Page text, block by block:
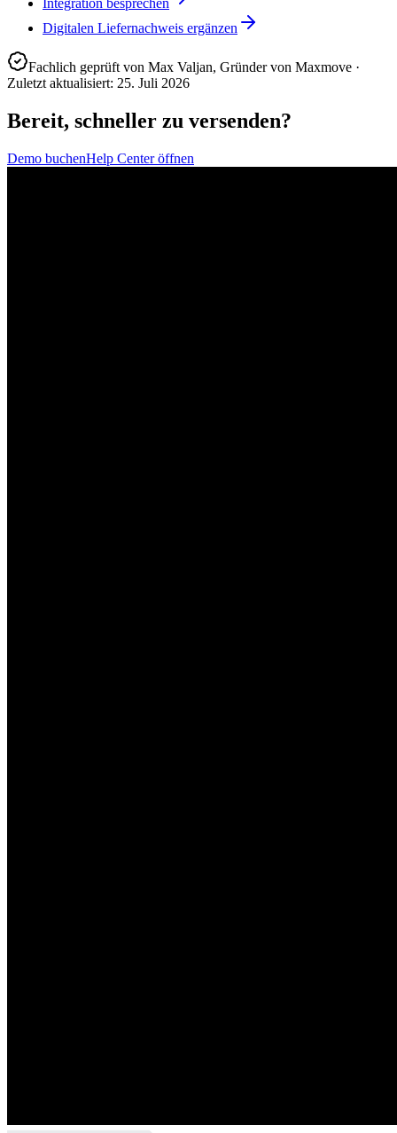
Integration besprechen
Digitalen Liefernachweis ergänzen
Fachlich geprüft von Max Valjan, Gründer von Maxmove ·
Zuletzt aktualisiert: 25. Juli 2026
Bereit, schneller zu versenden?
Demo buchenHelp Center öffnen